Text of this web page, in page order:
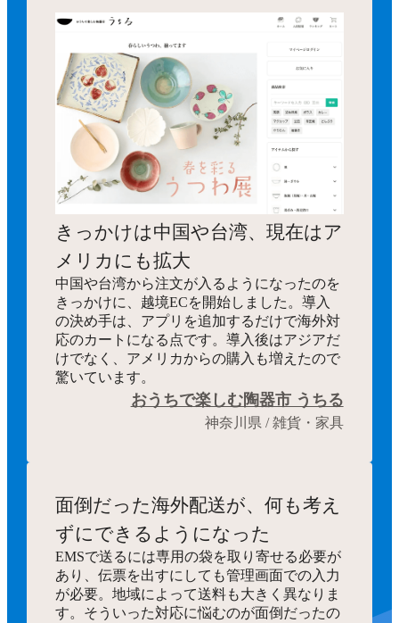
きっかけは中国や台湾、現在はア
メリカにも拡大
中国や台湾から注文が入るようになったのを
きっかけに、越境ECを開始しました。導入
の決め手は、アプリを追加するだけで海外対
応のカートになる点です。導入後はアジアだ
けでなく、アメリカからの購入も増えたので
驚いています。
おうちで楽しむ陶器市 うちる
神奈川県 / 雑貨・家具
面倒だった海外配送が、何も考え
ずにできるようになった
EMSで送るには専用の袋を取り寄せる必要が
あり、伝票を出すにしても管理画面での入力
が必要。地域によって送料も大きく異なりま
す。そういった対応に悩むのが面倒だったの